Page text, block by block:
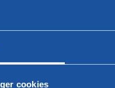
cookies
Toledo